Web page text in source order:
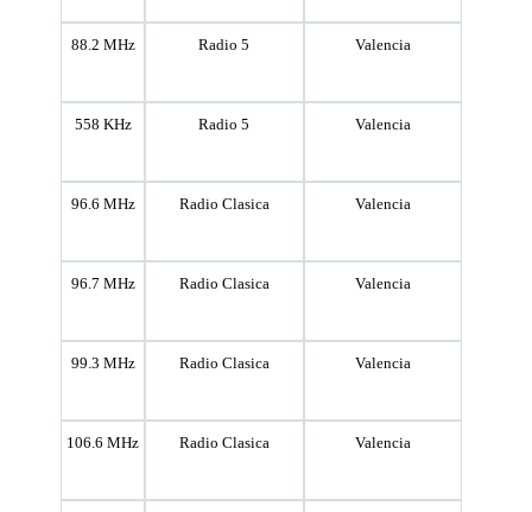
88.2 MHz Radio 5 Valencia
558 KHz Radio 5 Valencia
96.6 MHz Radio Clasica Valencia
96.7 MHz Radio Clasica Valencia
99.3 MHz Radio Clasica Valencia
106.6 MHz Radio Clasica Valencia